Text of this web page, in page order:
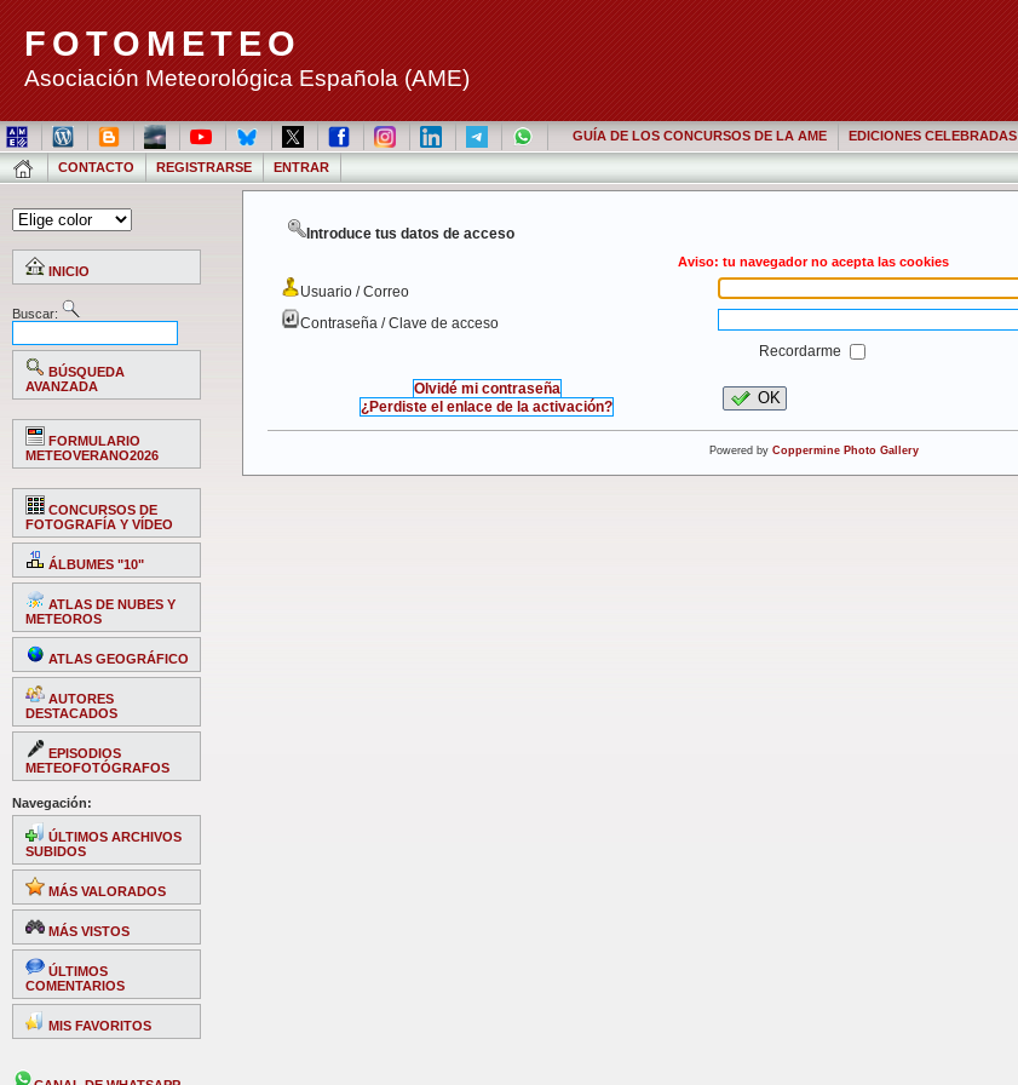
FOTOMETEO
Asociación Meteorológica Española (AME)
GUÍA DE LOS CONCURSOS DE LA AME EDICIONES CELEBRADAS
CONTACTO REGISTRARSE ENTRAR
INICIO
Buscar:
BÚSQUEDA
AVANZADA
FORMULARIO
METEOVERANO2026
CONCURSOS DE
FOTOGRAFÍA Y VÍDEO
ÁLBUMES "10"
ATLAS DE NUBES Y
METEOROS
ATLAS GEOGRÁFICO
AUTORES
DESTACADOS
EPISODIOS
METEOFOTÓGRAFOS
Navegación:
ÚLTIMOS ARCHIVOS
SUBIDOS
MÁS VALORADOS
MÁS VISTOS
ÚLTIMOS
COMENTARIOS
MIS FAVORITOS
Introduce tus datos de acceso
Aviso: tu navegador no acepta las cookies
Usuario / Correo
Contraseña / Clave de acceso
Recordarme
Olvidé mi contraseña
¿Perdiste el enlace de la activación?
OK
Powered by Coppermine Photo Gallery